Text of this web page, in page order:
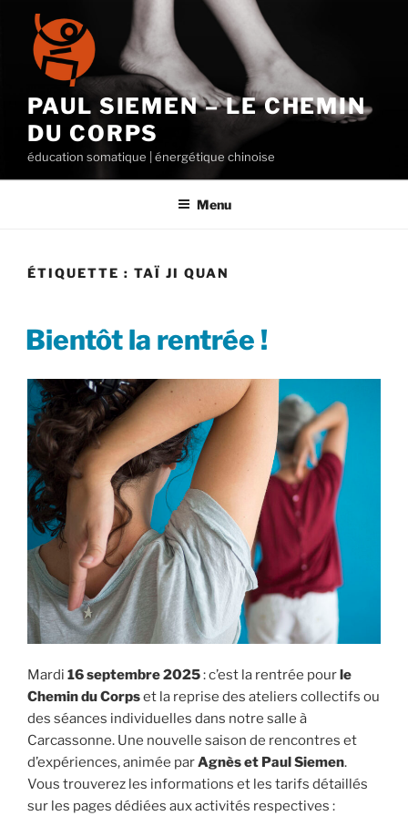
contenu
principal
PAUL SIEMEN – LE CHEMIN
DU CORPS
éducation somatique | énergétique chinoise
Menu
ÉTIQUETTE : TAÏ JI QUAN
LE
Bientôt la rentrée !
Mardi 16 septembre 2025: c’est la rentrée pourle
Chemin du Corpset la reprise des ateliers collectifs ou
des séances individuelles dans notre salle à
Carcassonne. Une nouvelle saison de rencontres et
d’expériences, animée parAgnès et Paul Siemen.
Vous trouverez les informations et les tarifs détaillés
sur les pages dédiées aux activités respectives :